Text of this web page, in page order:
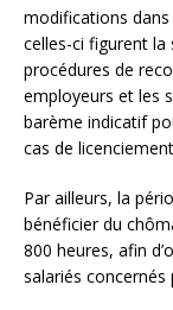
modifications
celles-ci figurent
procédures de
employeurs et les
barème indicatif
cas de
Par ailleurs, la
bénéficier du
800 heures, afin
salariés